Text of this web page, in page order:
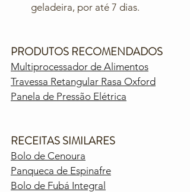
geladeira, por até 7 dias.
PRODUTOS RECOMENDADOS
Multiprocessador de Alimentos
Travessa Retangular Rasa Oxford
Panela de Pressão Elétrica
RECEITAS SIMILARES
Bolo de Cenoura
Panqueca de Espinafre
Bolo de Fubá Integral